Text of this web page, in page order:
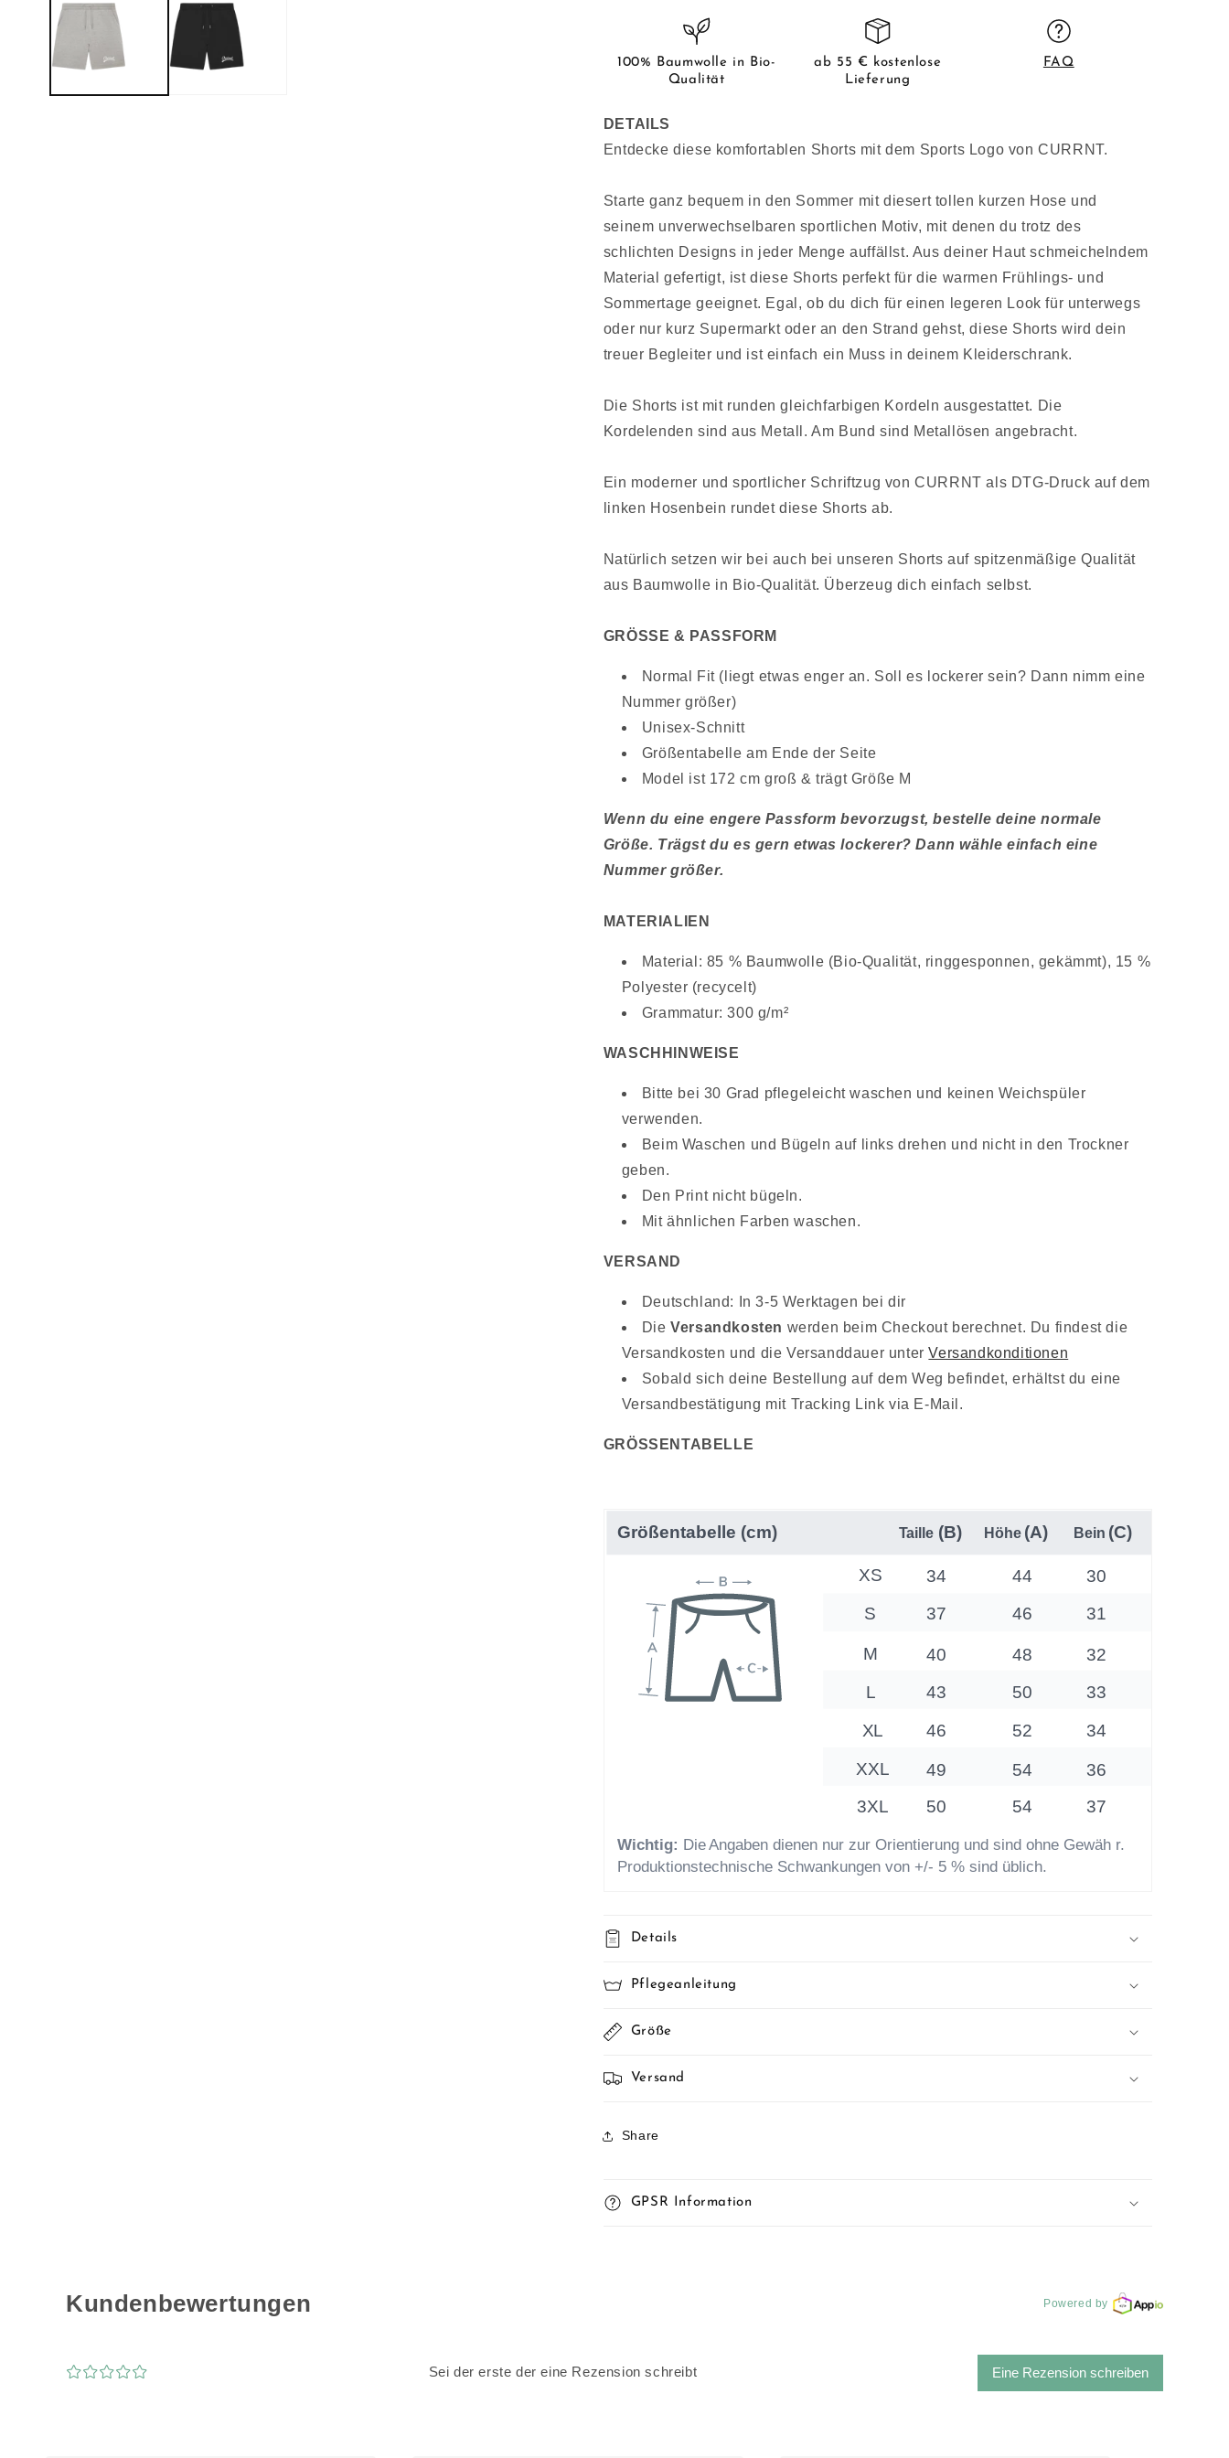
Baumwolle
Fit,
Baumwolle
Bio-
100% Baumwolle in Bio-
Qualität
ab 55 € kostenlose
Lieferung
FAQ
DETAILS
Entdecke diese komfortablen Shorts mit dem Sports Logo von CURRNT.
Starte ganz bequem in den Sommer mit diesert tollen kurzen Hose und
seinem unverwechselbaren sportlichen Motiv, mit denen du trotz des
schlichten Designs in jeder Menge auffällst. Aus deiner Haut schmeichelndem
Material gefertigt, ist diese Shorts perfekt für die warmen Frühlings- und
Sommertage geeignet. Egal, ob du dich für einen legeren Look für unterwegs
oder nur kurz Supermarkt oder an den Strand gehst, diese Shorts wird dein
treuer Begleiter und ist einfach ein Muss in deinem Kleiderschrank.
Die Shorts ist mit runden gleichfarbigen Kordeln ausgestattet. Die
Kordelenden sind aus Metall. Am Bund sind Metallösen angebracht.
Ein moderner und sportlicher Schriftzug von CURRNT als DTG-Druck auf dem
linken Hosenbein rundet diese Shorts ab.
Natürlich setzen wir bei auch bei unseren Shorts auf spitzenmäßige Qualität
aus Baumwolle in Bio-Qualität. Überzeug dich einfach selbst.
GRÖSSE & PASSFORM
Normal Fit (liegt etwas enger an. Soll es lockerer sein? Dann nimm eine
Nummer größer)
Unisex-Schnitt
Größentabelle am Ende der Seite
Model ist 172 cm groß & trägt Größe M
Wenn du eine engere Passform bevorzugst, bestelle deine normale
Größe. Trägst du es gern etwas lockerer? Dann wähle einfach eine
Nummer größer.
MATERIALIEN
Material: 85 % Baumwolle (Bio-Qualität, ringgesponnen, gekämmt), 15 %
Polyester (recycelt)
Grammatur: 300 g/m²
WASCHHINWEISE
Bitte bei 30 Grad pflegeleicht waschen und keinen Weichspüler
verwenden.
Beim Waschen und Bügeln auf links drehen und nicht in den Trockner
geben.
Den Print nicht bügeln.
Mit ähnlichen Farben waschen.
VERSAND
Deutschland: In 3-5 Werktagen bei dir
DieVersandkosten werden beim Checkout berechnet. Du findest die
Versandkosten und die Versanddauer unterVersandkonditionen
Sobald sich deine Bestellung auf dem Weg befindet, erhältst du eine
Versandbestätigung mit Tracking Link via E-Mail.
GRÖSSENTABELLE
Details
Pflegeanleitung
Größe
Versand
Share
GPSR Information
Kundenbewertungen Powered by
¤¤¤¤¤ Sei der erste der eine Rezension schreibt Eine Rezension schreiben